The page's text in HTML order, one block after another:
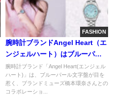
FASHION
腕時計ブランドAngel Heart（エ
ンジェルハート）はブルーパー
ルを文字盤に施した橋本環奈さ
んコラボレーションモデルを発
売いたします！
腕時計ブランド「Angel Heart(エンジェル
ハート)」は、ブルーパール文字盤が目を
惹く、ブランドミューズ橋本環奈さんとの
コラボレーショ...